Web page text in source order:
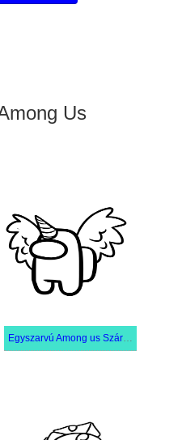
Us
Egyszarvú Among us Szárnyakkal